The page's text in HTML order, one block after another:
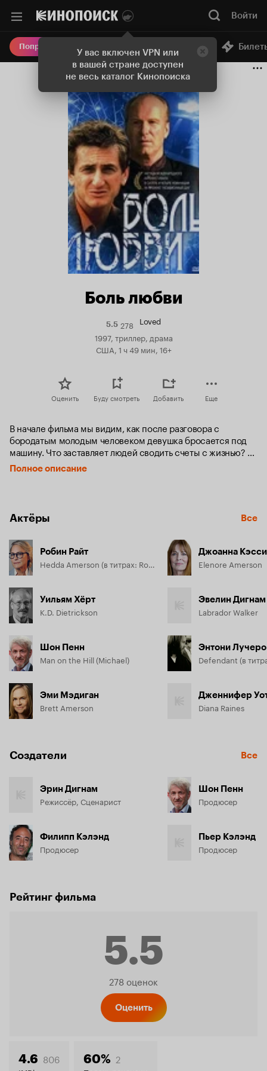
У вас включен VPN или
в вашей стране доступен
не весь каталог Кинопоиска
Войти
Попробовать Плюс Онлайн-кинотеатр
Боль любви
5.5Рейтинг
Кинопоиска
5.5
278 Loved
1997, триллер, драма
США, 1 ч 49 мин, 16+
Оценить Буду смотреть Добавить Еще
В начале фильма мы видим, как после разговора с
бородатым молодым человеком девушка бросается под
машину. Что заставляет людей сводить счеты с жизнью?
Часто в этом «виновата» любовь.
он находит ранее любимую женщину этого бородатого
молодого человека, и на экране воссоздается история
жизни все остальное: мать, сестру, друзей...
Полное описание
Актёры Все
Робин Райт
Hedda Amerson (в титрах: Robin Wright Penn)
Уильям Хёрт
K.D. Dietrickson
Шон Пенн
Man on the Hill (Michael)
Эми Мэдиган
Brett Amerson
Джоанна
Elenore Amerson
Эвелин Дигнам
Labrador Walker
Энтони Лучеро
Diana Raines
Создатели Все
Эрин Дигнам
Режиссёр, Сценарист
Филипп Кэлэнд
Продюсер
Шон Пенн
Продюсер
Пьер Кэлэнд
Продюсер
Рейтинг фильма
5.5
Рейтинг
278 оценок
Оценить
4.6 806 60% 2